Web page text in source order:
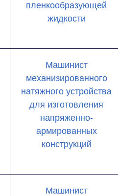
пленкообразующей
жидкости
Машинист
механизированного
натяжного устройства
для изготовления
напряженно-
армированных
конструкций
Машинист